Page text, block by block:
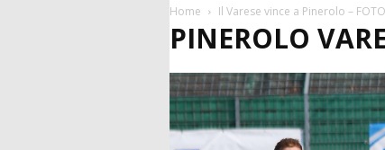
Home Il Varese vince a Pinerolo –
PINEROLO